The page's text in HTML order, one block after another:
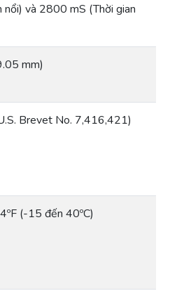
nổi) và 2800 mS (Thời gian
mm)
Brevet No. 7,416,421)
(-15 đến 40ºC)